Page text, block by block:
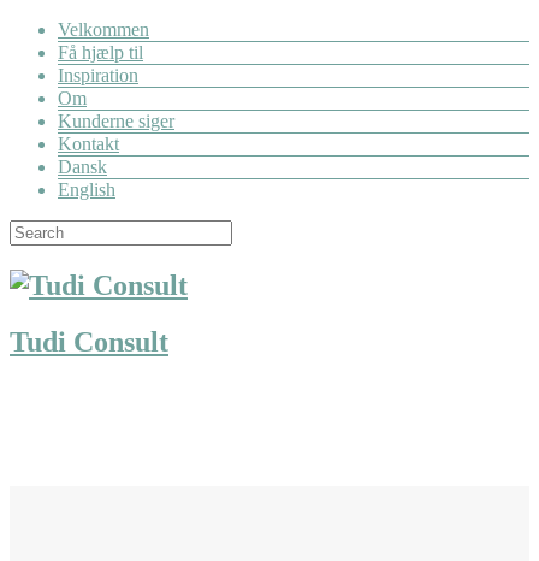
Velkommen
Få hjælp til
Inspiration
Om
Kunderne siger
Kontakt
Dansk
English
Tudi Consult